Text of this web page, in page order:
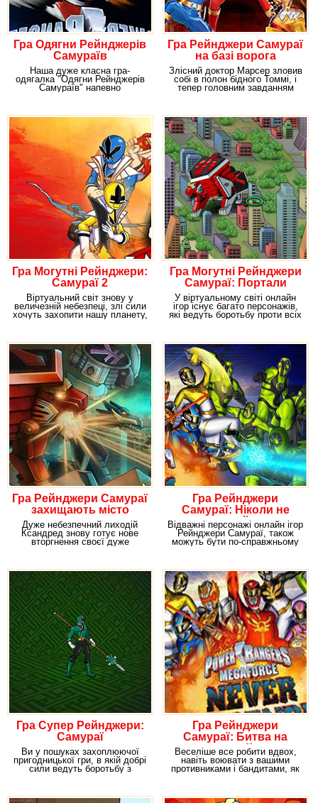
Гра Одягни Рейнджерів
Самураїв
Наша дуже класна гра-
одягалка "Одягни Рейнджерів
Самураїв" напевно
Гра Рейнджери Самураї
на базі ворога
Злісний доктор Марсер зловив
собі в полон бідного Томмі, і
тепер головним завданням
Гра Могутні Рейнджери:
Самураї 2
Віртуальний світ знову у
величезній небезпеці, злі сили
хочуть захопити нашу планету,
Гра Могутні Рейнджери
Самураї: Портали
влади
У віртуальному світі онлайн
ігор існує багато персонажів,
які ведуть боротьбу проти всіх
Гра Рейнджери Самураї
захищають місто
Дуже небезпечний лиходій
Ксандред знову готує нове
вторгнення своєї дуже
Гра Рейнджери
Самураї: Ніколи не
здавайся
Відважні персонажі онлайн ігор
Рейнджери Самураї, також
можуть бути по-справжньому
Гра Супер Рейнджери:
Самураї
Ви у пошуках захоплюючої
пригодницької гри, в якій добрі
сили ведуть боротьбу з
Гра Рейнджери
Самураї: Битва на
двох!!
Веселіше все робити вдвох,
навіть воювати з вашими
противниками і бандитами, як